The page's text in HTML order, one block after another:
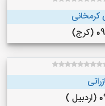
کرمخانی
)